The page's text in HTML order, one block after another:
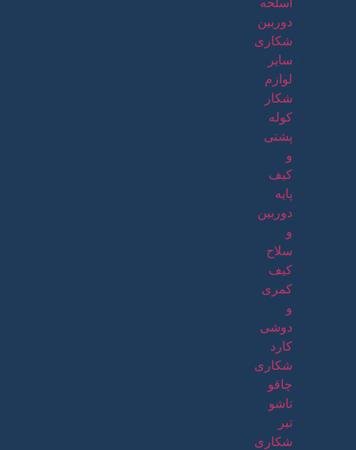
اسلحه
دوربین
شکاری
سایر
لوازم
شکار
کوله
پشتی
و
کیف
پایه
دوربین
و
سلاح
کیف
کمری
و
دوشی
کارد
شکاری
چاقو
تاشو
تبر
شکاری